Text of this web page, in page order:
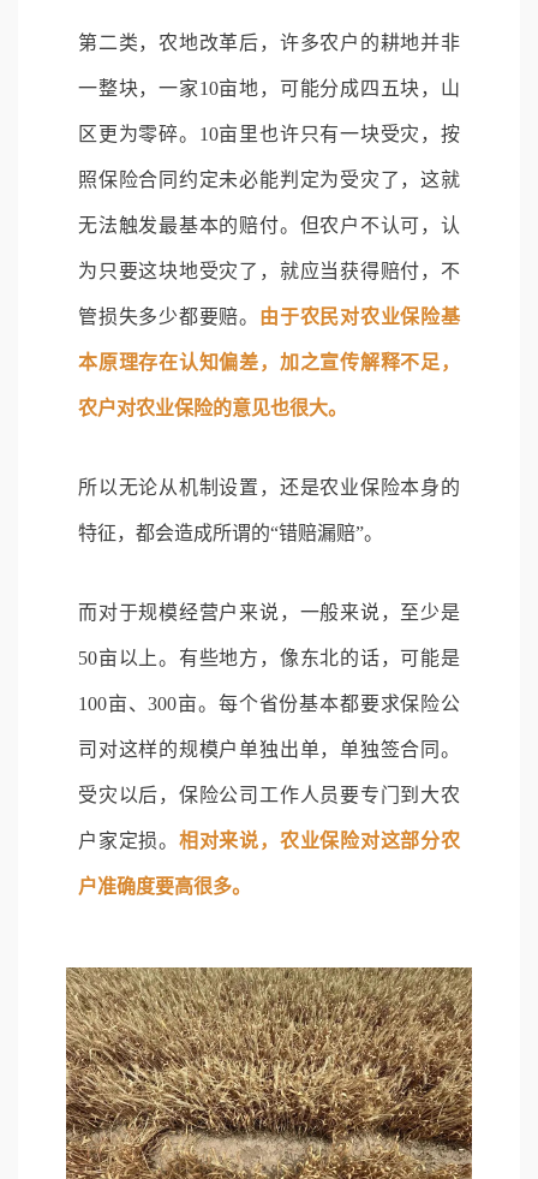
第二类，农地改革后，许多农户的耕地并非
一整块，一家10亩地，可能分成四五块，山
区更为零碎。10亩里也许只有一块受灾，按
照保险合同约定未必能判定为受灾了，这就
无法触发最基本的赔付。但农户不认可，认
为只要这块地受灾了，就应当获得赔付，不
管损失多少都要赔。 由于农民对农业保险基
本原理存在认知偏差，加之宣传解释不足，
农户对农业保险的意见也很大。
所以无论从机制设置，还是农业保险本身的
特征，都会造成所谓的“错赔漏赔”。
而对于规模经营户来说，一般来说，至少是
50亩以上。有些地方，像东北的话，可能是
100亩、300亩。每个省份基本都要求保险公
司对这样的规模户单独出单，单独签合同。
受灾以后，保险公司工作人员要专门到大农
户家定损。 相对来说，农业保险对这部分农
户准确度要高很多。